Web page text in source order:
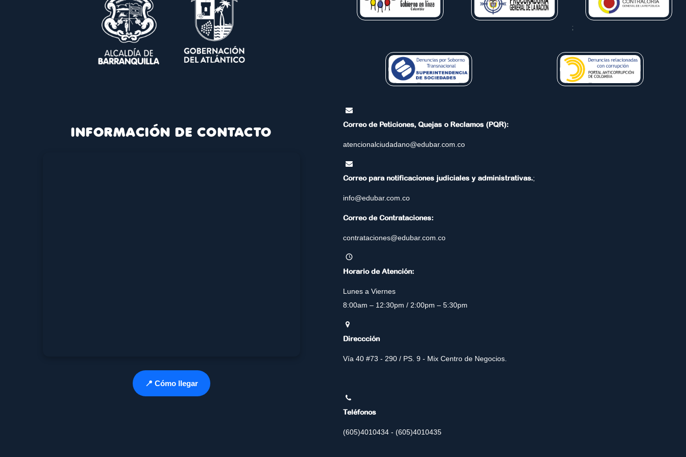
;
INFORMACIÓN DE CONTACTO
📍 Cómo llegar
Correo de Peticiones, Quejas o Reclamos (PQR):
atencionalciudadano@edubar.com.co
Correo para notificaciones judiciales y administrativas.;
info@edubar.com.co
Correo de Contrataciones:
contrataciones@edubar.com.co
Horario de Atención:
Lunes a Viernes
8:00am – 12:30pm / 2:00pm – 5:30pm
Direccción
Vía 40 #73 - 290 / PS. 9 - Mix Centro de Negocios.
Teléfonos
(605)4010434 - (605)4010435